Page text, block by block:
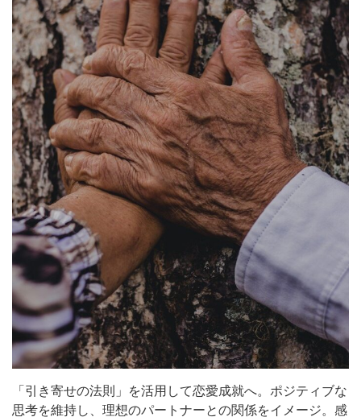
「引き寄せの法則」を活用して恋愛成就へ。ポジティブな
思考を維持し、理想のパートナーとの関係をイメージ。感